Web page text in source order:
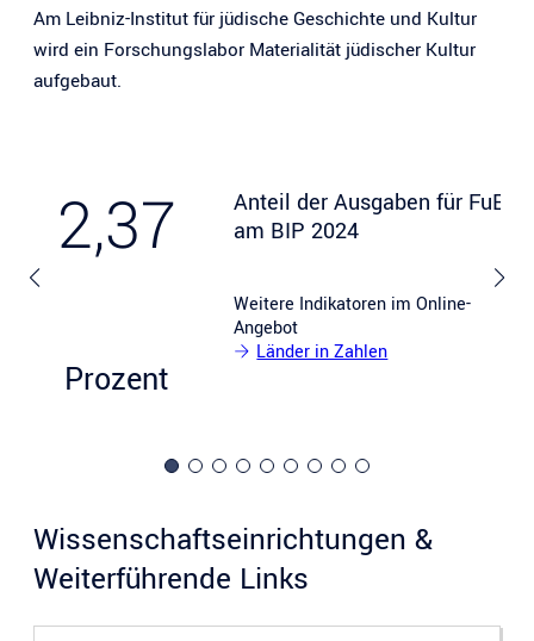
Am Leibniz-Institut für jüdische Geschichte und Kultur
wird ein Forschungslabor Materialität jüdischer Kultur
aufgebaut.
2,37
Prozent
Anteil der Ausgaben für FuE
am BIP 2024
Weitere Indikatoren im Online-
Angebot
Länder in Zahlen
Wissenschaftseinrichtungen &
Weiterführende Links